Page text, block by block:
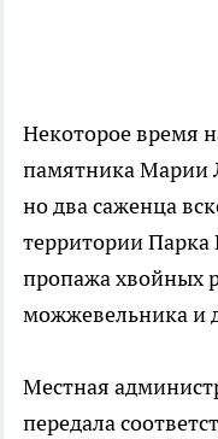
Некоторое время
памятника Марии
но два саженца
территории
пропажа хвойных
можжевельника и
Местная
передала